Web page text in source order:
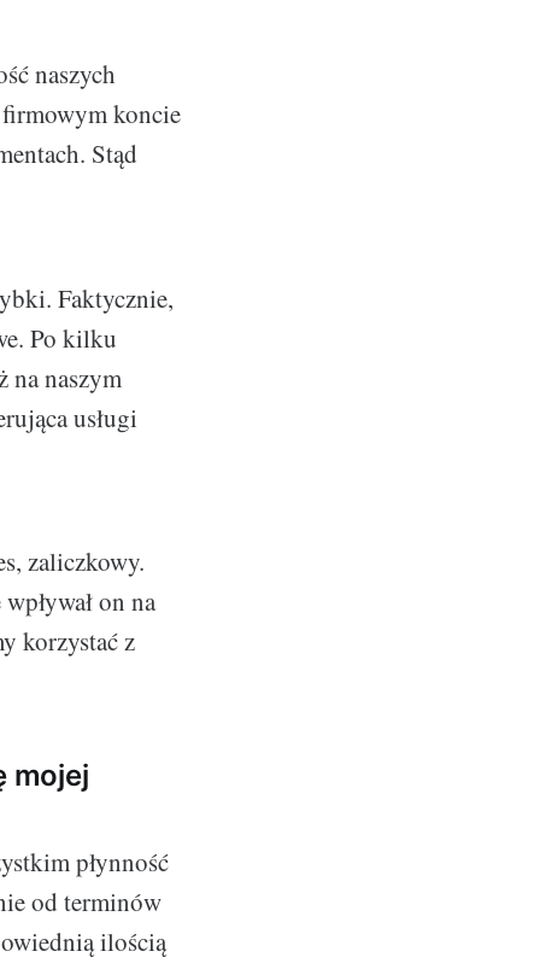
naszych
firmowym koncie
Stąd
Faktycznie,
Po kilku
na naszym
usługi
zaliczkowy.
on na
korzystać z
mojej
płynność
od terminów
ilością